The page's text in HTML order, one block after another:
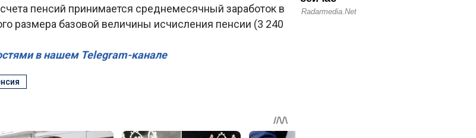
пенсий принимается среднемесячный заработок в
размера базовой величины исчисления пенсии (3 240
в нашем Telegram-канале